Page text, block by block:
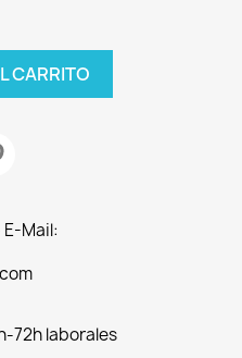
CARRITO
Mail:
72h laborales